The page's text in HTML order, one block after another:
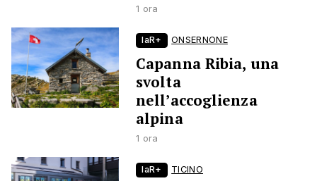
1 ora
laR+ ONSERNONE
Capanna Ribia, una
svolta
nell’accoglienza
alpina
1 ora
laR+ TICINO